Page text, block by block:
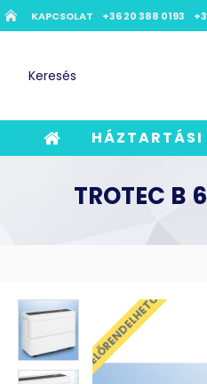
KAPCSOLAT +36 20 388 0193
HÁZTARTÁSI
TROTEC B
ELŐRENDELHETŐ